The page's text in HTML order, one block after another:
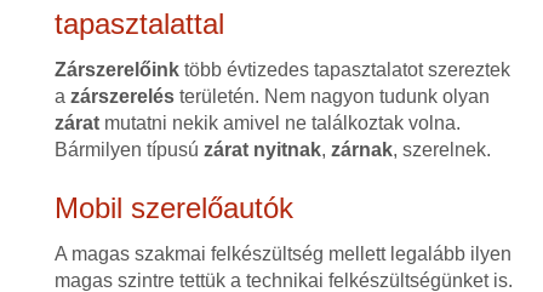
tapasztalattal
Zárszerelőinktöbb évtizedes tapasztalatot szereztek
a zárszerelésterületén. Nem nagyon tudunk olyan
záratmutatni nekik amivel ne találkoztak volna.
Bármilyen típusú zárat nyitnak, zárnak, szerelnek.
Mobil szerelőautók
A magas szakmai felkészültség mellett legalább ilyen
magas szintre tettük a technikai felkészültségünket is.